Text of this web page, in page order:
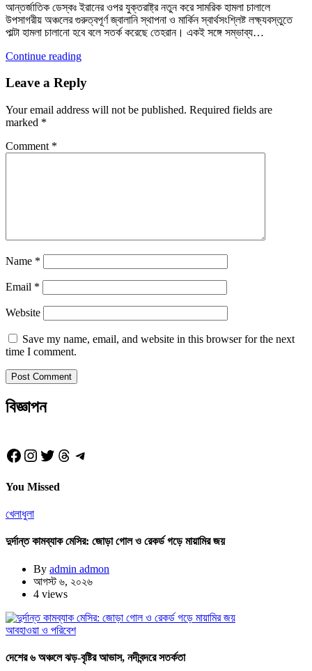
আন্তর্জাতিক ডেস্কঃ ইরানের ওপর যুক্তরাষ্ট্র নতুন করে সামরিক হামলা চালালে
উপসাগরীয় অঞ্চলের গুরুত্বপূর্ণ জ্বালানি স্থাপনা ও মার্কিন স্বার্থসংশ্লিষ্ট লক্ষ্যবস্তুতে
পাল্টা হামলা চালানো হবে বলে সতর্ক করেছে তেহরান। একই সঙ্গে সম্ভাব্য…
Continue reading
Leave a Reply
Your email address will not be published. Required fields are
marked *
Comment *
Name *
Email *
Website
Save my name, email, and website in this browser for the next
time I comment.
বিজ্ঞাপন
Facebook
Instagram
Twitter
Threads
Telegram
You Missed
খেলাধুলা
দুর্দান্ত কামব্যাক মেসির: জোড়া গোল ও রেকর্ড গড়ে মায়ামির জয়
By admin admon
আগস্ট ৬, ২০২৬
4 views
আবহাওয়া ও পরিবেশ
দেশের ৬ অঞ্চলে ঝড়-বৃষ্টির আভাস, নদীবন্দরে সতর্কতা